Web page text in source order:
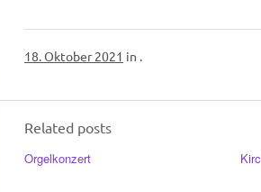
18. Oktober 2021 in .
Related posts
Orgelkonzert